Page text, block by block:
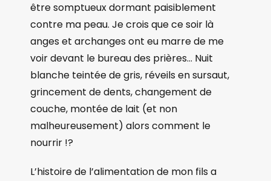
être somptueux dormant paisiblement
contre ma peau. Je crois que ce soir là
anges et archanges ont eu marre de me
voir devant le bureau des prières… Nuit
blanche teintée de gris, réveils en sursaut,
grincement de dents, changement de
couche, montée de lait (et non
malheureusement) alors comment le
nourrir !?
L’histoire de l’alimentation de mon fils a